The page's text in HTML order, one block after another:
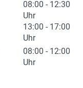
08:00 - 12:30
Uhr
13:00 - 17:00
Uhr
08:00 - 12:00
Uhr